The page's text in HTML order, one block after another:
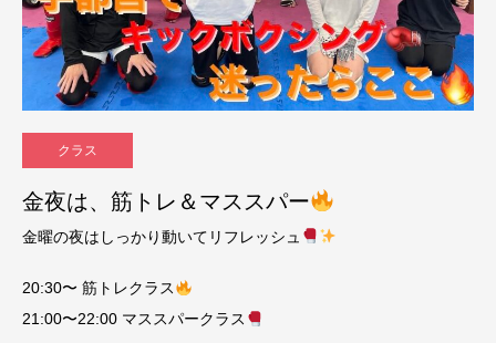
クラス
金夜は、筋トレ＆マススパー
金曜の夜はしっかり動いてリフレッシュ
20:30〜 筋トレクラス
21:00〜22:00 マススパークラス